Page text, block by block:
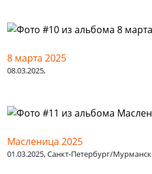
8 марта 2025
08.03.2025,
Масленица 2025
01.03.2025, Санкт-Петербург/Мурманск